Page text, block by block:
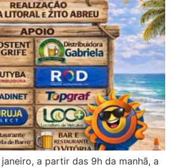
a partir das 9h da manhã, a